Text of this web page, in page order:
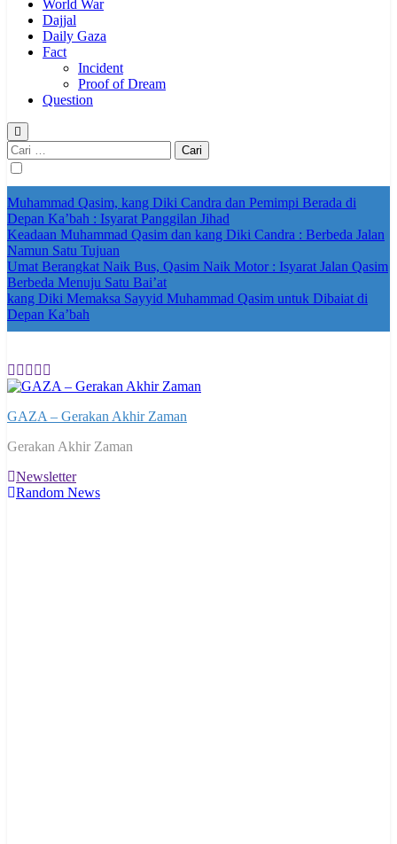
World War
Dajjal
Daily Gaza
Fact
Incident
Proof of Dream
Question
Cari
untuk:
Muhammad Qasim, kang Diki Candra dan Pemimpi Berada di
Depan Ka’bah : Isyarat Panggilan Jihad
Keadaan Muhammad Qasim dan kang Diki Candra : Berbeda Jalan
Namun Satu Tujuan
Umat Berangkat Naik Bus, Qasim Naik Motor : Isyarat Jalan Qasim
Berbeda Menuju Satu Bai’at
kang Diki Memaksa Sayyid Muhammad Qasim untuk Dibaiat di
Depan Ka’bah
GAZA – Gerakan Akhir Zaman
Gerakan Akhir Zaman
Newsletter
Random News